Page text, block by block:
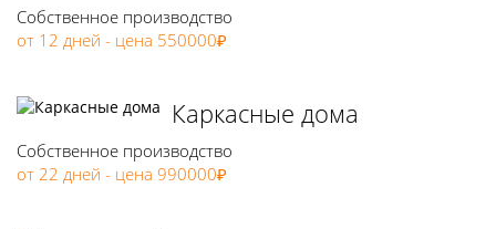
Собственное производство
от 12 дней - цена 550000₽
Каркасные дома
Собственное производство
от 22 дней - цена 990000₽